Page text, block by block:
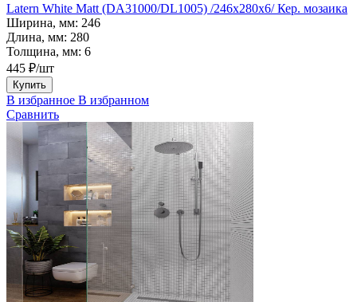
Latern White Matt (DA31000/DL1005) /246х280х6/ Кер. мозаика
Ширина, мм: 246
Длина, мм: 280
Толщина, мм: 6
445 ₽/шт
Купить
В избранное В избранном
Сравнить